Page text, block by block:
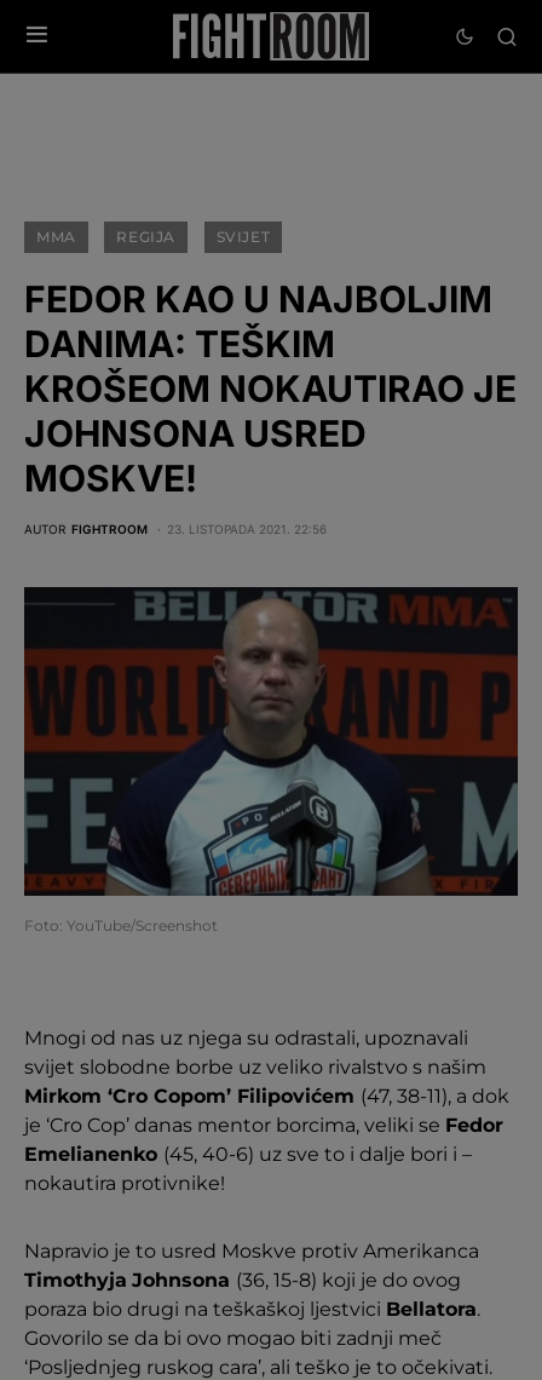
MMA REGIJA SVIJET
FEDOR KAO U NAJBOLJIM
DANIMA: TEŠKIM
KROŠEOM NOKAUTIRAO JE
JOHNSONA USRED
MOSKVE!
AUTOR FIGHTROOM 23. LISTOPADA 2021. 22:56
Foto: YouTube/Screenshot
Mnogi od nas uz njega su odrastali, upoznavali
svijet slobodne borbe uz veliko rivalstvo s našim
Mirkom ‘Cro Copom’ Filipovićem (47, 38-11), a dok
je ‘Cro Cop’ danas mentor borcima, veliki se Fedor
Emelianenko (45, 40-6) uz sve to i dalje bori i –
nokautira protivnike!
Napravio je to usred Moskve protiv Amerikanca
Timothyja Johnsona (36, 15-8) koji je do ovog
poraza bio drugi na teškaškoj ljestvici Bellatora.
Govorilo se da bi ovo mogao biti zadnji meč
‘Posljednjeg ruskog cara’, ali teško je to očekivati.